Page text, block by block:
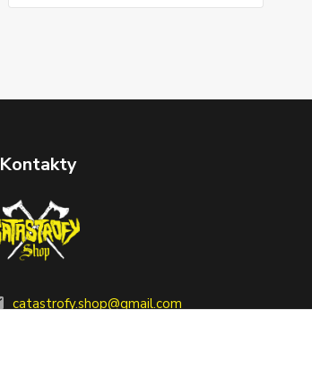
Kontakty
catastrofy.shop@gmail.com